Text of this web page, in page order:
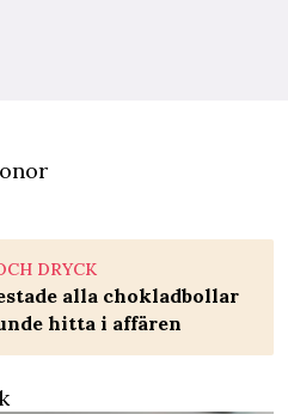
DRYCK
alla chokladbollar
hitta i affären